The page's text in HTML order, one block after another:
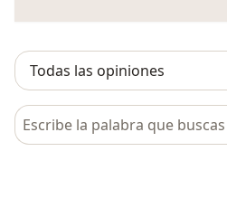
Busca en opiniones